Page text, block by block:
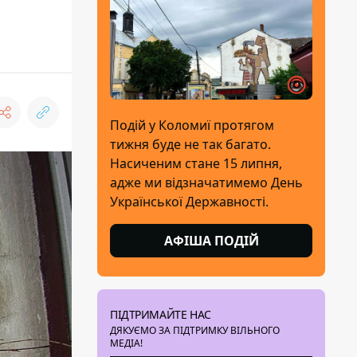
Подій у Коломиї протягом
тижня буде не так багато.
Насиченим стане 15 липня,
адже ми відзначатимемо День
Української Державності.
АФІША ПОДІЙ
ПІДТРИМАЙТЕ НАС
ДЯКУЄМО ЗА ПІДТРИМКУ ВІЛЬНОГО
МЕДІА!